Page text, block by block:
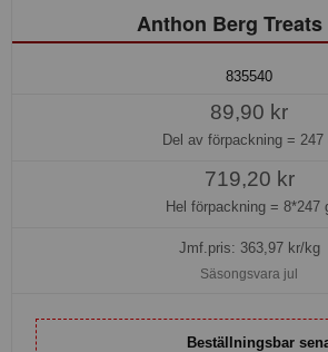
Anthon Berg Treats
835540
89,90 kr
Del av förpackning = 247
719,20 kr
Hel förpackning = 8*247
Jmf.pris: 363,97kr/kg
Säsongsvara jul
Beställningsbar